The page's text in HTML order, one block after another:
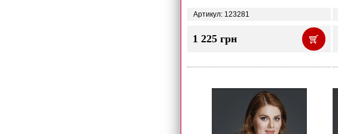
Артикул: 123281
1 225 грн